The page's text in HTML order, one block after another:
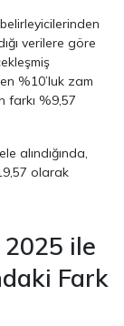
verilere göre
%10’luk zam
farkı %9,57
alındığında,
olarak
ile
Fark